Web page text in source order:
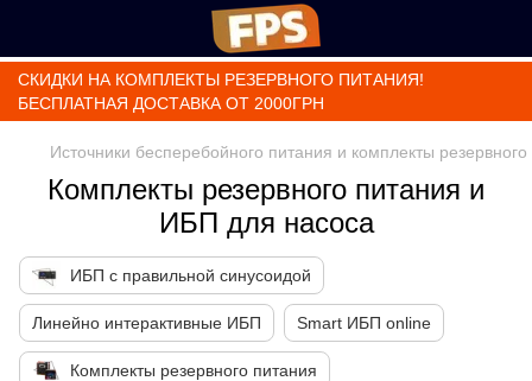
СКИДКИ НА КОМПЛЕКТЫ РЕЗЕРВНОГО ПИТАНИЯ!
БЕСПЛАТНАЯ ДОСТАВКА ОТ 2000ГРН
Источники бесперебойного питания и комплекты
Комплекты резервного питания и
ИБП для насоса
ИБП с правильной синусоидой
Линейно интерактивные ИБП Smart ИБП online
Комплекты резервного питания